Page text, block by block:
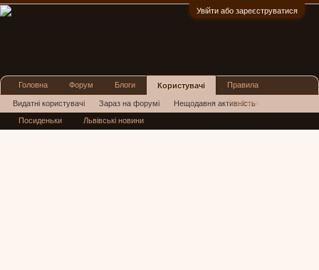
Увійти або зареєструватися
Головна Форум Блоги Користувачі
Видатні користувачі Зараз на форумі Нещодавня активність
Нові повідомлення профілю
Правила
Реклама
Посиденьки Львівські новини